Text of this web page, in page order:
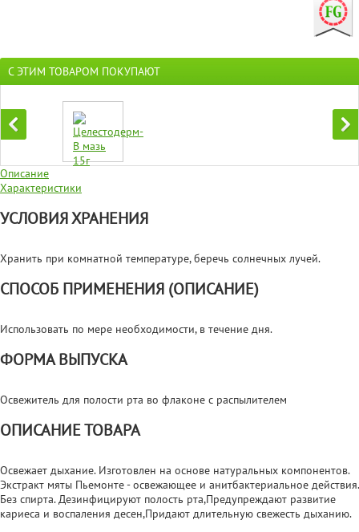
С ЭТИМ ТОВАРОМ ПОКУПАЮТ
Описание
Характеристики
УСЛОВИЯ ХРАНЕНИЯ
Хранить при комнатной температуре, беречь солнечных лучей.
СПОСОБ ПРИМЕНЕНИЯ (ОПИСАНИЕ)
Использовать по мере необходимости, в течение дня.
ФОРМА ВЫПУСКА
Освежитель для полости рта во флаконе с распылителем
ОПИСАНИЕ ТОВАРА
Освежает дыхание. Изготовлен на основе натуральных компонентов.
Экстракт мяты Пьемонте - освежающее и анитбактериальное действия.
Без спирта. Дезинфицируют полость рта,Предупреждают развитие
кариеса и воспаления десен,Придают длительную свежесть дыханию.